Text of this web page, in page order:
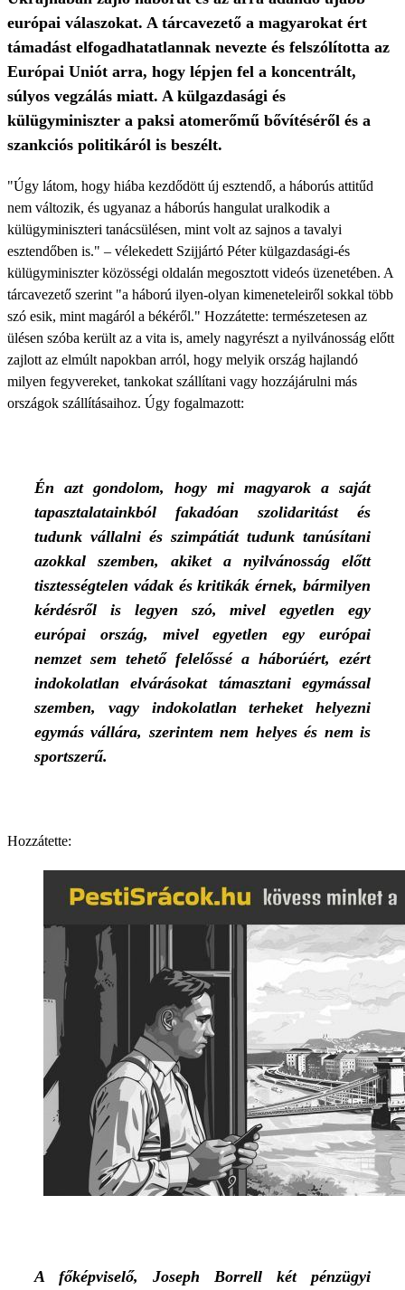
európai válaszokat. A tárcavezető a magyarokat ért
támadást elfogadhatatlannak nevezte és felszólította az
Európai Uniót arra, hogy lépjen fel a koncentrált,
súlyos vegzálás miatt. A külgazdasági és
külügyminiszter a paksi atomerőmű bővítéséről és a
szankciós politikáról is beszélt.
"Úgy látom, hogy hiába kezdődött új esztendő, a háborús attitűd
nem változik, és ugyanaz a háborús hangulat uralkodik a
külügyminiszteri tanácsülésen, mint volt az sajnos a tavalyi
esztendőben is." – vélekedett Szijjártó Péter külgazdasági-és
külügyminiszter közösségi oldalán megosztott videós üzenetében. A
tárcavezető szerint "a háború ilyen-olyan kimeneteleiről sokkal több
szó esik, mint magáról a békéről." Hozzátette: természetesen az
ülésen szóba került az a vita is, amely nagyrészt a nyilvánosság előtt
zajlott az elmúlt napokban arról, hogy melyik ország hajlandó
milyen fegyvereket, tankokat szállítani vagy hozzájárulni más
országok szállításaihoz. Úgy fogalmazott:
Én azt gondolom, hogy mi magyarok a saját
tapasztalatainkból fakadóan szolidaritást és
tudunk vállalni és szimpátiát tudunk tanúsítani
azokkal szemben, akiket a nyilvánosság előtt
tisztességtelen vádak és kritikák érnek, bármilyen
kérdésről is legyen szó, mivel egyetlen egy
európai ország, mivel egyetlen egy európai
nemzet sem tehető felelőssé a háborúért, ezért
indokolatlan elvárásokat támasztani egymással
szemben, vagy indokolatlan terheket helyezni
egymás vállára, szerintem nem helyes és nem is
sportszerű.
Hozzátette:
A főképviselő, Joseph Borrell két pénzügyi